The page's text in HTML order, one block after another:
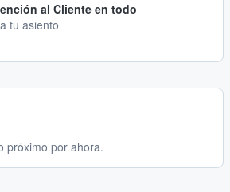
al Cliente en todo
tu asiento
próximo por ahora.